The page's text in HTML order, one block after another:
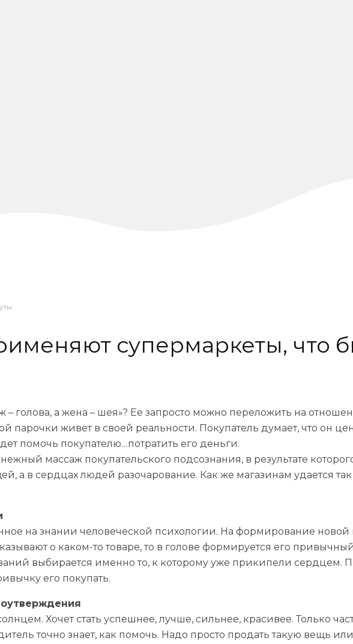
супермаркеты, что
голова, а жена – шея»? Ее запросто можно переложить на
парочки живет в своей реальности. Покупатель думает, что он
помочь покупателю…потратить его деньги.
массаж покупательского подсознания, в результате
а в сердцах людей разочарование. Как же магазинам удается
на знании человеческой психологии. На формирование новой
о каком-то товаре, то в голове формируется его
выбирается именно то, к которому уже прикипели сердцем.
его покупать.
Хочет стать успешнее, лучше, сильнее, красивее. Только
точно знает, как помочь. Надо просто продать такую вещь или